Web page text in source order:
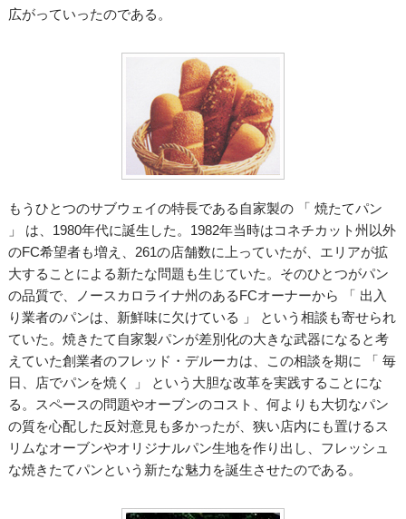
広がっていったのである。
もうひとつのサブウェイの特長である自家製の 「 焼たてパン
」 は、1980年代に誕生した。1982年当時はコネチカット州以外
のFC希望者も増え、261の店舗数に上っていたが、エリアが拡
大することによる新たな問題も生じていた。そのひとつがパン
の品質で、ノースカロライナ州のあるFCオーナーから 「 出入
り業者のパンは、新鮮味に欠けている 」 という相談も寄せられ
ていた。焼きたて自家製パンが差別化の大きな武器になると考
えていた創業者のフレッド・デルーカは、この相談を期に 「 毎
日、店でパンを焼く 」 という大胆な改革を実践することにな
る。スペースの問題やオーブンのコスト、何よりも大切なパン
の質を心配した反対意見も多かったが、狭い店内にも置けるス
リムなオーブンやオリジナルパン生地を作り出し、フレッシュ
な焼きたてパンという新たな魅力を誕生させたのである。